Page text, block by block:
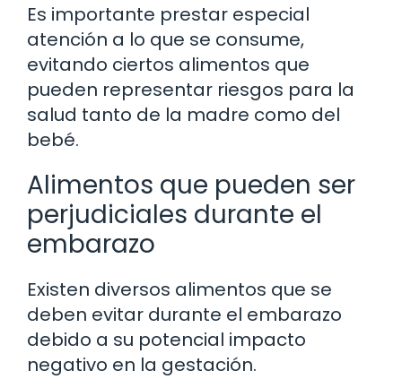
Es importante prestar especial
atención a lo que se consume,
evitando ciertos alimentos que
pueden representar riesgos para la
salud tanto de la madre como del
bebé.
Alimentos que pueden ser
perjudiciales durante el
embarazo
Existen diversos alimentos que se
deben evitar durante el embarazo
debido a su potencial impacto
negativo en la gestación.